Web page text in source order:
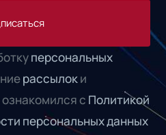
персональных
рассылоки
с Политикой
персональных данных